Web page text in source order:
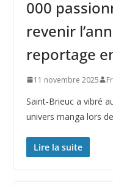
000
revenir
reportage
11 novembre 2025
Saint-Brieuc a vibré
univers manga lors
Lire la suite